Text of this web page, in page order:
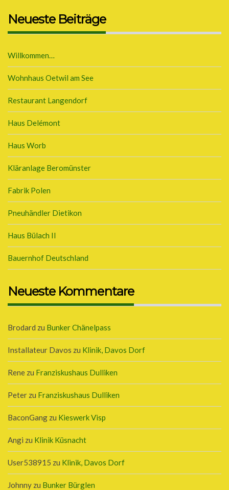
Neueste Beiträge
Willkommen…
Wohnhaus Oetwil am See
Restaurant Langendorf
Haus Delémont
Haus Worb
Kläranlage Beromünster
Fabrik Polen
Pneuhändler Dietikon
Haus Bülach II
Bauernhof Deutschland
Neueste Kommentare
Brodard zu Bunker Chänelpass
Installateur Davos zu Klinik, Davos Dorf
Rene zu Franziskushaus Dulliken
Peter zu Franziskushaus Dulliken
BaconGang zu Kieswerk Visp
Angi zu Klinik Küsnacht
User538915 zu Klinik, Davos Dorf
Johnny zu Bunker Bürglen